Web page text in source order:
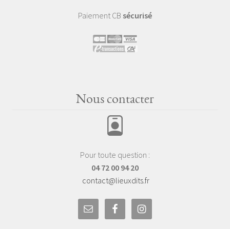
Paiement CB sécurisé
Nous contacter
Pour toute question :
04 72 00 94 20
contact@lieuxdits.fr